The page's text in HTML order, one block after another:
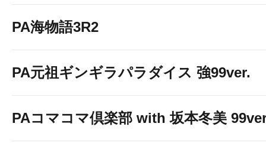
PA海物語3R2
PA元祖ギンギラパラダイス 強99ver.
PAコマコマ倶楽部 with 坂本冬美